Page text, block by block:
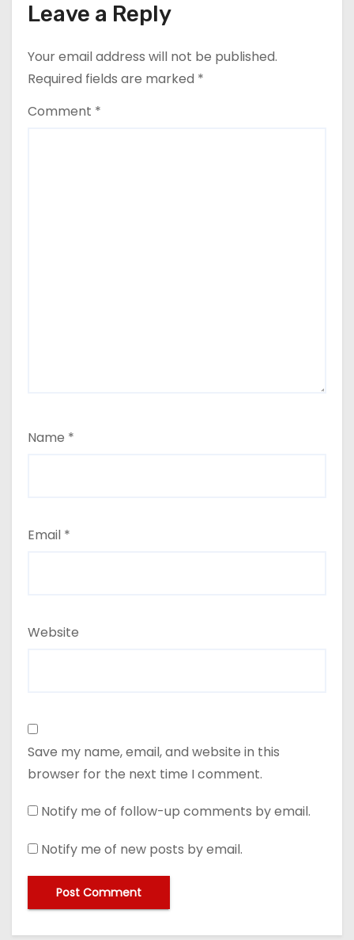
Leave a Reply
Your email address will not be published.
Required fields are marked *
Comment *
Name *
Email *
Website
Save my name, email, and website in this
browser for the next time I comment.
Notify me of follow-up comments by email.
Notify me of new posts by email.